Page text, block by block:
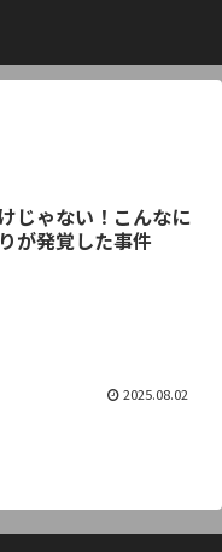
じゃない！こんなに
が発覚した事件
2025.08.02